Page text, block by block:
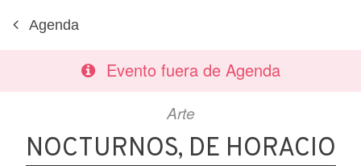
Agenda
Evento fuera de Agenda
Arte
NOCTURNOS, DE HORACIO